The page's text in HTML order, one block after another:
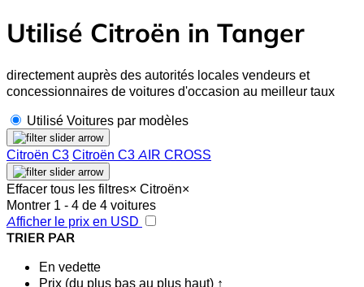
Utilisé Citroën in Tanger
directement auprès des autorités locales vendeurs et
concessionnaires de voitures d'occasion au meilleur taux
Utilisé Voitures par modèles
Citroën C3 Citroën C3 AIR CROSS
Effacer tous les filtres× Citroën×
Montrer 1 - 4 de 4 voitures
Afficher le prix en USD
TRIER PAR
En vedette
Prix (du plus bas au plus haut) ↑